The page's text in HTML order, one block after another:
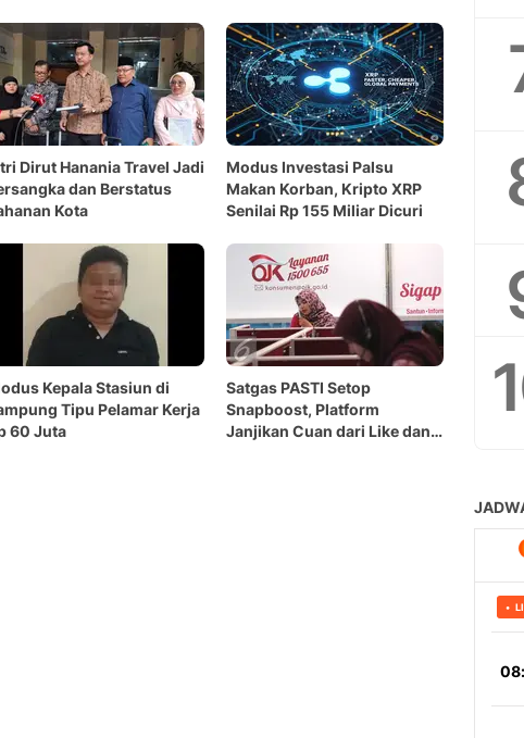
Dirut Hanania Travel Jadi
dan Berstatus
Kota
Modus Investasi Palsu
Makan Korban, Kripto XRP
Senilai Rp 155 Miliar Dicuri
Kepala Stasiun di
Tipu Pelamar Kerja
60 Juta
Satgas PASTI Setop
Snapboost, Platform
Janjikan Cuan dari Like dan